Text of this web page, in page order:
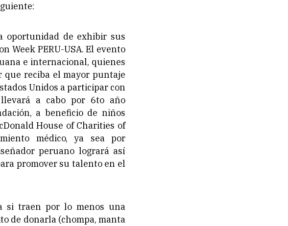
oportunidad de exhibir sus
Week PERU-USA. El evento
e internacional, quienes
que reciba el mayor puntaje
Unidos a participar con
a cabo por 6to año
a beneficio de niños
House of Charities of
médico, ya sea por
peruano logrará así
promover su talento en el
si traen por lo menos una
de donarla (chompa, manta